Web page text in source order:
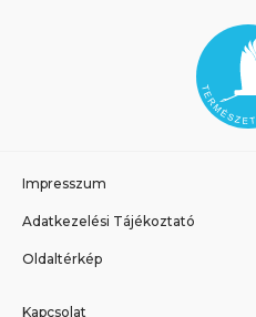
Impresszum
Adatkezelési Tájékoztató
Oldaltérkép
Kapcsolat